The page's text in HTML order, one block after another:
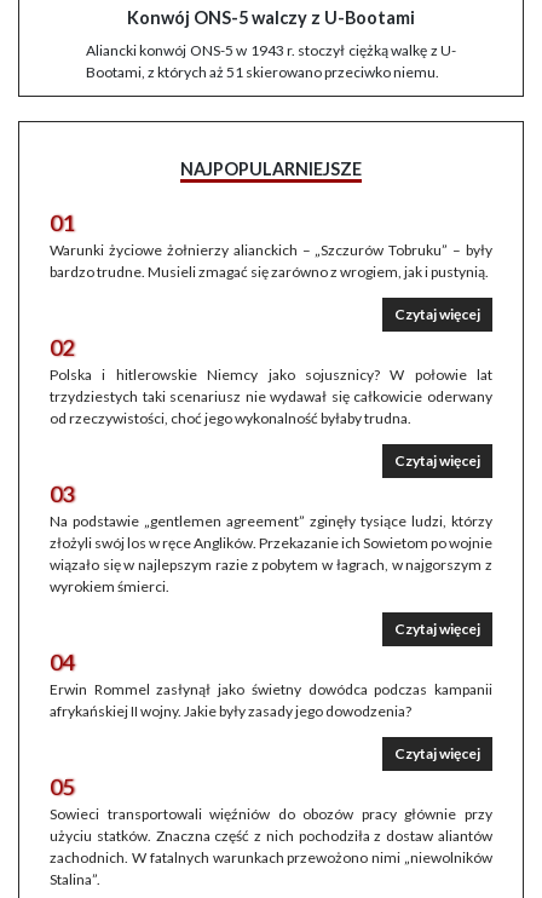
Konwój ONS-5 walczy z U-Bootami
Aliancki konwój ONS-5 w 1943 r. stoczył ciężką walkę z U-
Bootami, z których aż 51 skierowano przeciwko niemu.
NAJPOPULARNIEJSZE
01
Warunki życiowe żołnierzy alianckich – „Szczurów Tobruku” – były
bardzo trudne. Musieli zmagać się zarówno z wrogiem, jak i pustynią.
Czytaj więcej
02
Polska i hitlerowskie Niemcy jako sojusznicy? W połowie lat
trzydziestych taki scenariusz nie wydawał się całkowicie oderwany
od rzeczywistości, choć jego wykonalność byłaby trudna.
Czytaj więcej
03
Na podstawie „gentlemen agreement” zginęły tysiące ludzi, którzy
złożyli swój los w ręce Anglików. Przekazanie ich Sowietom po wojnie
wiązało się w najlepszym razie z pobytem w łagrach, w najgorszym z
wyrokiem śmierci.
Czytaj więcej
04
Erwin Rommel zasłynął jako świetny dowódca podczas kampanii
afrykańskiej II wojny. Jakie były zasady jego dowodzenia?
Czytaj więcej
05
Sowieci transportowali więźniów do obozów pracy głównie przy
użyciu statków. Znaczna część z nich pochodziła z dostaw aliantów
zachodnich. W fatalnych warunkach przewożono nimi „niewolników
Stalina”.